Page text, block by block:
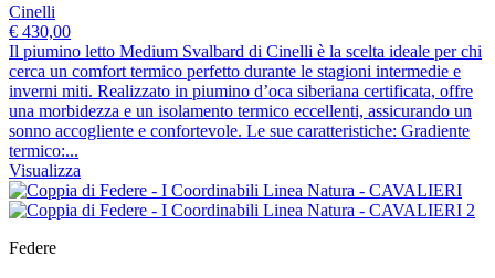
Cinelli
€ 430,00
Il piumino letto Medium Svalbard di Cinelli è la scelta ideale per chi
cerca un comfort termico perfetto durante le stagioni intermedie e
inverni miti. Realizzato in piumino d’oca siberiana certificata, offre
una morbidezza e un isolamento termico eccellenti, assicurando un
sonno accogliente e confortevole. Le sue caratteristiche: Gradiente
termico:...
Visualizza
Federe